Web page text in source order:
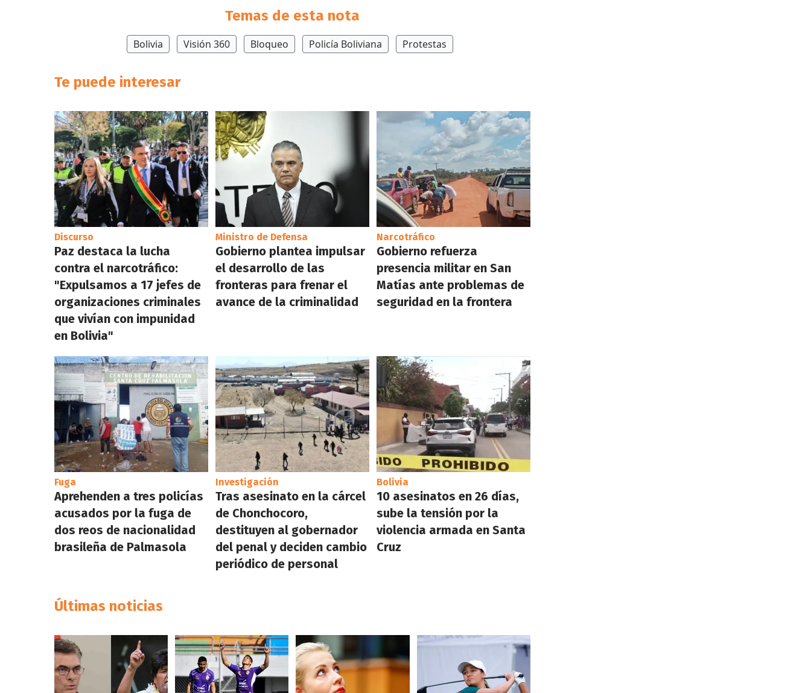
Temas de esta nota
Bolivia Visión 360 Bloqueo Policía Boliviana Protestas
Te puede interesar
Discurso
Paz destaca la lucha
contra el narcotráfico:
"Expulsamos a 17 jefes de
organizaciones criminales
que vivían con impunidad
en Bolivia"
Ministro de Defensa
Gobierno plantea impulsar
el desarrollo de las
fronteras para frenar el
avance de la criminalidad
Narcotráfico
Gobierno refuerza
presencia militar en San
Matías ante problemas de
seguridad en la frontera
Fuga
Aprehenden a tres policías
acusados por la fuga de
dos reos de nacionalidad
brasileña de Palmasola
Investigación
Tras asesinato en la cárcel
de Chonchocoro,
destituyen al gobernador
del penal y deciden cambio
periódico de personal
Bolivia
10 asesinatos en 26 días,
sube la tensión por la
violencia armada en Santa
Cruz
Últimas noticias